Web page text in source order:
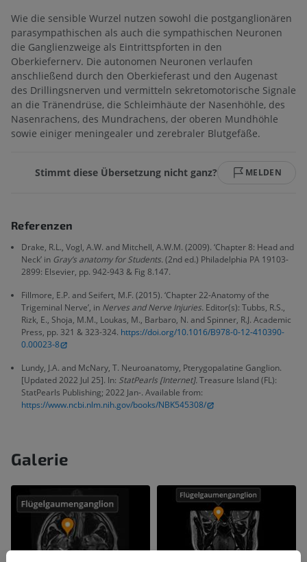
Wie die sensible Wurzel nutzen sowohl die postganglionären
parasympathischen als auch die sympathischen Neuronen
die Ganglienzweige als Eintrittspforten in den
Oberkiefernerv. Die autonomen Neuronen verlaufen
anschließend durch den Oberkieferast und den Augenast
des Drillingsnerven und vermitteln sekretomotorische Signale
an die Tränendrüse, die Schleimhäute der Nasenhöhle, des
Nasenrachens, des Mundrachens, der oberen Mundhöhle
sowie einiger meningealer und zerebraler Blutgefäße.
Stimmt diese Übersetzung nicht ganz? MELDEN
Referenzen
Drake, R.L., Vogl, A.W. and Mitchell, A.W.M. (2009). ‘Chapter 8: Head and
Neck’ in Gray’s anatomy for Students.(2nd ed.) Philadelphia PA 19103-
2899: Elsevier, pp. 942-943 & Fig 8.147.
Fillmore, E.P. and Seifert, M.F. (2015). ‘Chapter 22-Anatomy of the
Trigeminal Nerve’, in Nerves and Nerve Injuries. Editor(s): Tubbs, R.S.,
Rizk, E., Shoja, M.M., Loukas, M., Barbaro, N. and Spinner, R.J. Academic
Press, pp. 321 & 323-324. https://doi.org/10.1016/B978-0-12-410390-
0.00023-8
Lundy, J.A. and McNary, T. Neuroanatomy, Pterygopalatine Ganglion.
[Updated 2022 Jul 25]. In: StatPearls [Internet].Treasure Island (FL):
StatPearls Publishing; 2022 Jan-. Available from:
https://www.ncbi.nlm.nih.gov/books/NBK545308/
Galerie